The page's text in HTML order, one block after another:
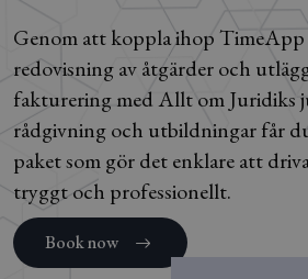
Genom att koppla ihop
redovisning av åtgärder och
fakturering med Allt om Juridiks
rådgivning och utbildningar får
paket som gör det enklare att
tryggt och professionellt.
Book now